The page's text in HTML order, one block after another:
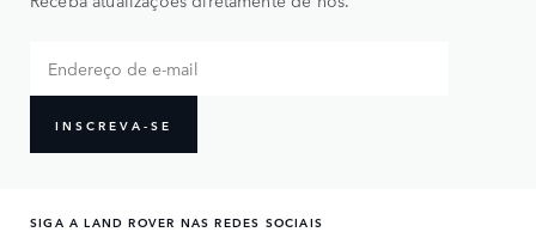
INSCREVA-SE
SIGA A LAND ROVER NAS REDES SOCIAIS